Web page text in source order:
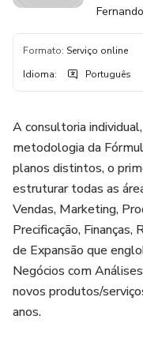
Formato: Serviço online
Idioma: Português
A consultoria
metodologia da
planos distintos, o
estruturar todas as
Vendas, Marketing,
Precificação,
de Expansão que
Negócios com
novos produtos/
anos.